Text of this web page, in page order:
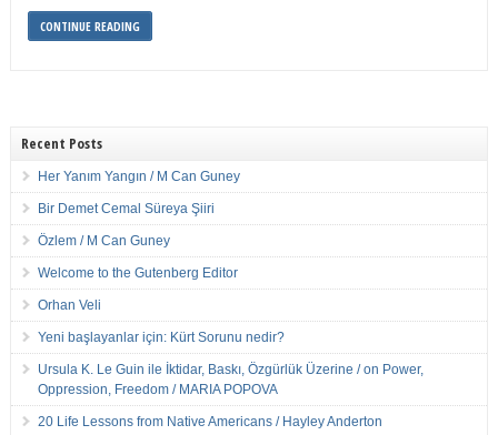
CONTINUE READING
Recent Posts
Her Yanım Yangın / M Can Guney
Bir Demet Cemal Süreya Şiiri
Özlem / M Can Guney
Welcome to the Gutenberg Editor
Orhan Veli
Yeni başlayanlar için: Kürt Sorunu nedir?
Ursula K. Le Guin ile İktidar, Baskı, Özgürlük Üzerine / on Power,
Oppression, Freedom / MARIA POPOVA
20 Life Lessons from Native Americans / Hayley Anderton